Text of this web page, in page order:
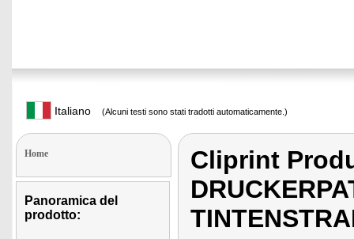
Italiano (Alcuni testi sono stati tradotti automaticamente.)
Home
Panoramica del
prodotto:
Cliprint